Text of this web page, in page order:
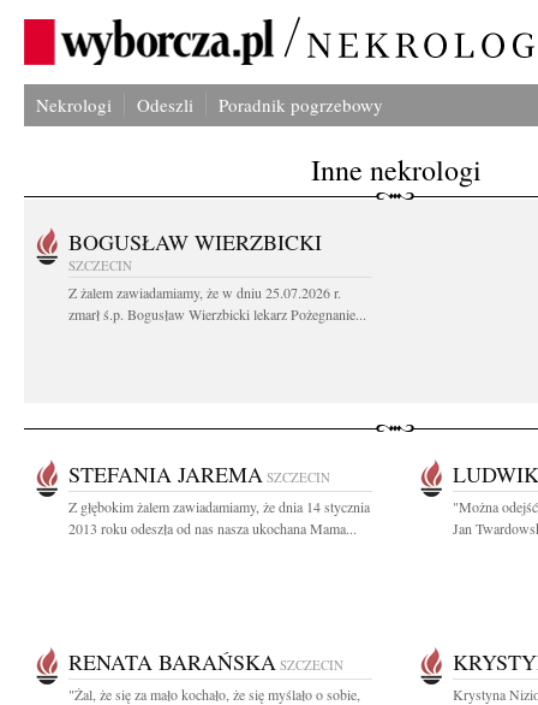
Nekrologi Odeszli Poradnik pogrzebowy
Inne nekrologi
BOGUSŁAW WIERZBICKI
SZCZECIN
Z żalem zawiadamiamy, że w dniu 25.07.2026 r.
zmarł ś.p. Bogusław Wierzbicki lekarz Pożegnanie...
STEFANIA JAREMA SZCZECIN
Z głębokim żalem zawiadamiamy, że dnia 14 stycznia
2013 roku odeszła od nas nasza ukochana Mama...
"Można
Jan
RENATA BARAŃSKA SZCZECIN
"Żal, że się za mało kochało, że się myślało o sobie,
Krystyna